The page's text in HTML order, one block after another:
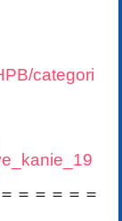
categori
＝＝＝＝＝